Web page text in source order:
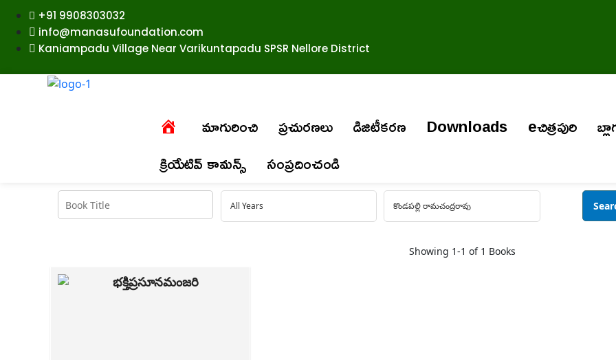
+91 9908303032
info@manasufoundation.com
Kaniampadu Village Near Varikuntapadu SPSR Nellore District
మాగురించి ప్రచురణలు డిజిటీకరణ Downloads eచిత్రపురి
క్రియేటివ్ కామన్స్
సంప్రదించండి
Showing 1-1 of 1 Books